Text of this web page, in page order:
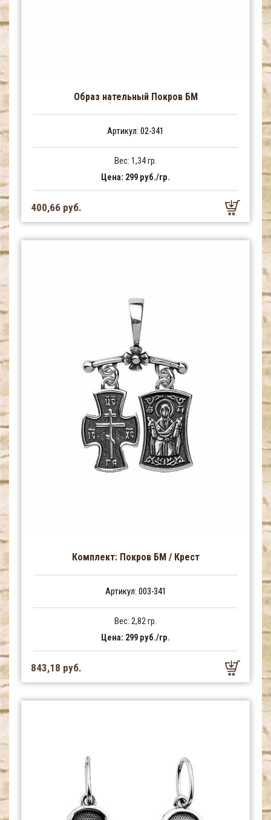
Образ нательный Покров БМ
Артикул: 02-341
Вес: 1,34 гр.
Цена: 299 руб./гр.
400,66 руб.
Комплект: Покров БМ / Крест
Артикул: 003-341
Вес: 2,82 гр.
Цена: 299 руб./гр.
843,18 руб.